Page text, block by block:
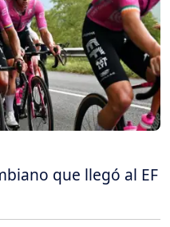
que llegó al EF